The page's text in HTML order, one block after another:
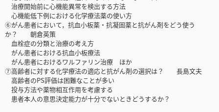
治療開始前に心機能異常を検出する方法
心機能低下例における化学療法薬の使い方
⑥がん患者において，抗血小板薬・抗凝固薬と抗がん剤をどう使う
か？ 朝倉英策
血栓症の分類と治療の考え方
がん患者における抗血小板療法
がん患者におけるワルファリン治療 ほか
⑦高齢者に対する化学療法の適応と抗がん剤の選択は？ 長島文夫
高齢者のPS評価は困難なことが多い
投与方法や薬物相互作用を考慮する
患者本人の意思決定能力が十分でないときどうするか？